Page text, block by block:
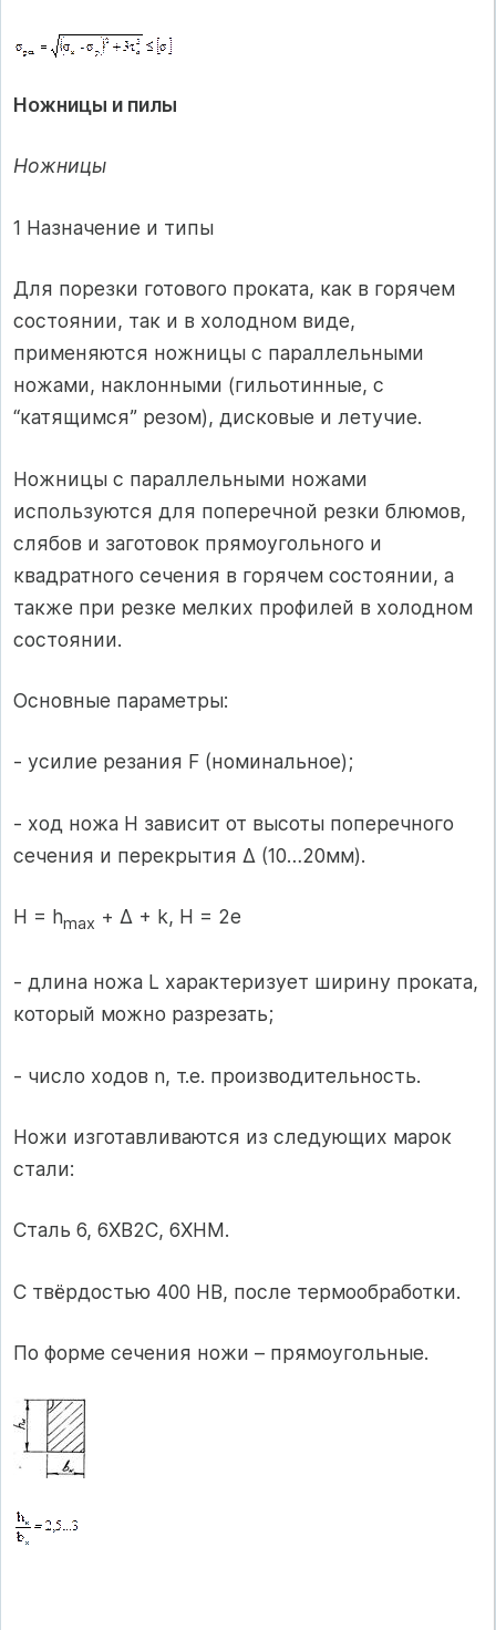
Ножницы и пилы
Ножницы
1 Назначение и типы
Для порезки готового проката, как в горячем
состоянии, так и в холодном виде,
применяются ножницы с параллельными
ножами, наклонными (гильотинные, с
“катящимся” резом), дисковые и летучие.
Ножницы с параллельными ножами
используются для поперечной резки блюмов,
слябов и заготовок прямоугольного и
квадратного сечения в горячем состоянии, а
также при резке мелких профилей в холодном
состоянии.
Основные параметры:
- усилие резания F (номинальное);
- ход ножа Н зависит от высоты поперечного
сечения и перекрытия Δ (10…20мм).
Н = hmax + Δ + k, Н = 2е
- длина ножа L характеризует ширину проката,
который можно разрезать;
- число ходов n, т.е. производительность.
Ножи изготавливаются из следующих марок
стали:
Сталь 6, 6ХВ2С, 6ХНМ.
С твёрдостью 400 НВ, после термообработки.
По форме сечения ножи – прямоугольные.